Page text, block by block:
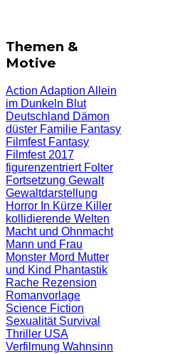
Themen &
Motive
Action Adaption Allein
im Dunkeln Blut
Deutschland Dämon
düster Familie Fantasy
Filmfest Fantasy
Filmfest 2017
figurenzentriert Folter
Fortsetzung Gewalt
Gewaltdarstellung
Horror In Kürze Killer
kollidierende Welten
Macht und Ohnmacht
Mann und Frau
Monster Mord Mutter
und Kind Phantastik
Rache Rezension
Romanvorlage
Science Fiction
Sexualität Survival
Thriller USA
Verfilmung Wahnsinn